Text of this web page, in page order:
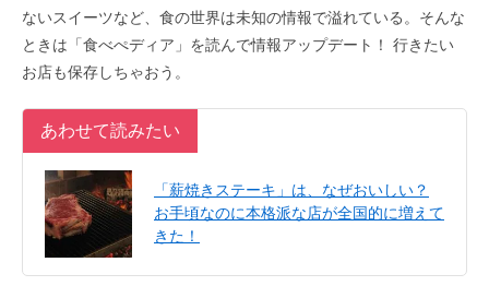
ないスイーツなど、食の世界は未知の情報で溢れている。そんな
ときは「食べぺディア」を読んで情報アップデート！ 行きたい
お店も保存しちゃおう。
あわせて読みたい
「薪焼きステーキ」は、なぜおいしい？
お手頃なのに本格派な店が全国的に増えて
きた！